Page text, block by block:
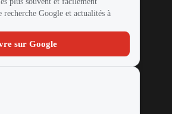
recherche Google et actualités à
sur Google